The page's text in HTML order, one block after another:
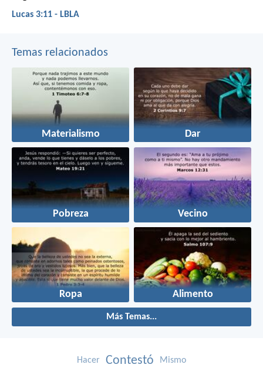
Lucas 3:11 - LBLA
Temas relacionados
Materialismo Dar
Pobreza Vecino
Ropa Alimento
Más Temas...
Hacer Contestó Mismo